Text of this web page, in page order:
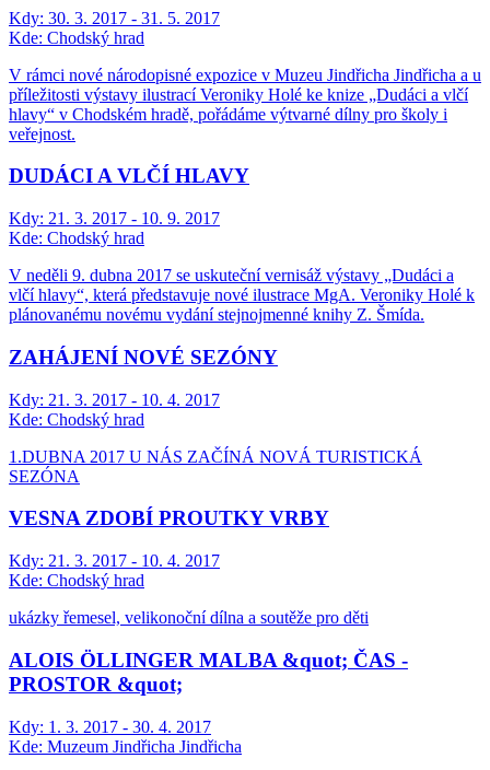
Kdy: 30. 3. 2017 - 31. 5. 2017
Kde: Chodský hrad
V rámci nové národopisné expozice v Muzeu Jindřicha Jindřicha a u
příležitosti výstavy ilustrací Veroniky Holé ke knize „Dudáci a vlčí
hlavy“ v Chodském hradě, pořádáme výtvarné dílny pro školy i
veřejnost.
DUDÁCI A VLČÍ HLAVY
Kdy: 21. 3. 2017 - 10. 9. 2017
Kde: Chodský hrad
V neděli 9. dubna 2017 se uskuteční vernisáž výstavy „Dudáci a
vlčí hlavy“, která představuje nové ilustrace MgA. Veroniky Holé k
plánovanému novému vydání stejnojmenné knihy Z. Šmída.
ZAHÁJENÍ NOVÉ SEZÓNY
Kdy: 21. 3. 2017 - 10. 4. 2017
Kde: Chodský hrad
1.DUBNA 2017 U NÁS ZAČÍNÁ NOVÁ TURISTICKÁ
SEZÓNA
VESNA ZDOBÍ PROUTKY VRBY
Kdy: 21. 3. 2017 - 10. 4. 2017
Kde: Chodský hrad
ukázky řemesel, velikonoční dílna a soutěže pro děti
ALOIS ÖLLINGER MALBA &quot; ČAS -
PROSTOR &quot;
Kdy: 1. 3. 2017 - 30. 4. 2017
Kde: Muzeum Jindřicha Jindřicha